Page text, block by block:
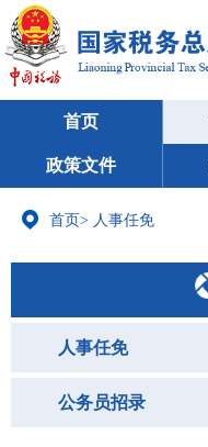
首页
政策文件
首页> 人事任免
人事任免
公务员招录